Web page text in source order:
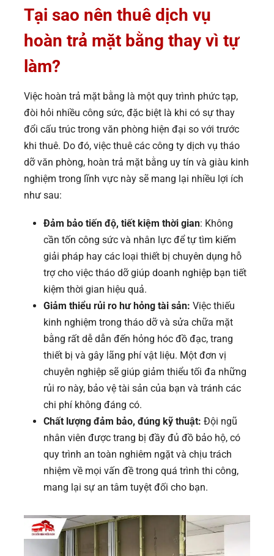
Tại sao nên thuê dịch vụ
hoàn trả mặt bằng thay vì tự
làm?
Việc hoàn trả mặt bằng là một quy trình phức tạp,
đòi hỏi nhiều công sức, đặc biệt là khi có sự thay
đổi cấu trúc trong văn phòng hiện đại so với trước
khi thuê. Do đó, việc thuê các công ty dịch vụ tháo
dỡ văn phòng, hoàn trả mặt bằng uy tín và giàu kinh
nghiệm trong lĩnh vực này sẽ mang lại nhiều lợi ích
như sau:
Đảm bảo tiến độ, tiết kiệm thời gian: Không
cần tốn công sức và nhân lực để tự tìm kiếm
giải pháp hay các loại thiết bị chuyên dụng hỗ
trợ cho việc tháo dỡ giúp doanh nghiệp bạn tiết
kiệm thời gian hiệu quả.
Giảm thiểu rủi ro hư hỏng tài sản: Việc thiếu
kinh nghiệm trong tháo dỡ và sửa chữa mặt
bằng rất dễ dẫn đến hỏng hóc đồ đạc, trang
thiết bị và gây lãng phí vật liệu. Một đơn vị
chuyên nghiệp sẽ giúp giảm thiểu tối đa những
rủi ro này, bảo vệ tài sản của bạn và tránh các
chi phí không đáng có.
Chất lượng đảm bảo, đúng kỹ thuật: Đội ngũ
nhân viên được trang bị đầy đủ đồ bảo hộ, có
quy trình an toàn nghiêm ngặt và chịu trách
nhiệm về mọi vấn đề trong quá trình thi công,
mang lại sự an tâm tuyệt đối cho bạn.